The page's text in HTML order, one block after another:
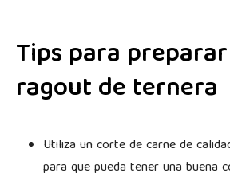
Tips para
ragout de ternera
Utiliza un corte de carne de
para que pueda tener una buena